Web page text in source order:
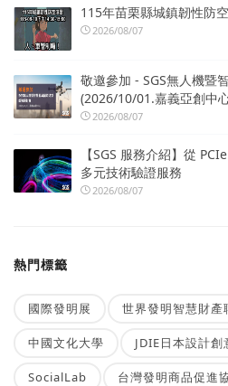
115年苗栗縣城鎮韌性防
2026/08/07
敬邀參加 - SGS無人機暨
(2026/10/01.嘉義亞創中
2026/08/07
【SGS 服務介紹】從
多元技術驗證服務
2026/08/07
熱門標籤
國際發明展 世界發明智慧財產
中國文化大學 JDIE日本設計創
SocialLab 台灣發明商品促進